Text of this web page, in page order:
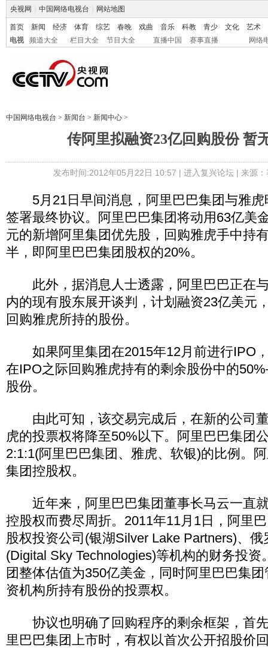
央视网 中国网络电视台 网站地图
首页 新闻 经济 体育 综艺 春晚 戏曲 音乐 科教 青少 文化
艺术
电视
频道大全 栏目大全 节目大全 直播中国 赛事直播 网络
中国网络电视台 > 新闻台 > 新闻中心 >
传阿里拟融资23亿回购股份 暂
发布时间:2012年05月22日 10:57 | 进入复兴论坛| 来源
5月21日早间消息，阿里巴巴集团与雅虎
签署最终协议。阿里巴巴集团将动用63亿美
元的新增阿里集团优先股，回购雅虎手中持
半，即阿里巴巴集团股权的20%。
此外，据消息人士透露，阿里巴巴正在
内的现有股东展开谈判，计划融资23亿美元
回购雅虎所持的股份。
如果阿里集团在2015年12月前进行IPO
在IPO之际回购雅虎持有的剩余股份中的
股份。
由此可知，该交易完成后，在新的公司
虎的投票权将降至50%以下。阿里巴巴集团
2:1:1(阿里巴巴集团、雅虎、软银)的比例。
集团控股权。
近年来，阿里巴巴集团董事长马云一直
控股权而费尽周折。2011年11月1日，阿里
股权投资公司(银湖Silver Lake Partners)、
(Digital Sky Technologies)等机构的财务投资
团整体估值为350亿美金，同时阿里巴巴集
资机构所持有股份的投票权。
协议也明确了回购程序的剩余框架，首先
里巴巴集团上市时，有权以首次公开招股价